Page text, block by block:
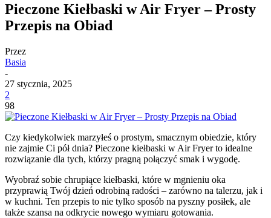
Pieczone Kiełbaski w Air Fryer – Prosty
Przepis na Obiad
Przez
Basia
-
27 stycznia, 2025
2
98
Czy kiedykolwiek marzyłeś o prostym, smacznym obiedzie, który
nie zajmie Ci pół dnia? Pieczone kiełbaski w Air Fryer to idealne
rozwiązanie dla tych, którzy pragną połączyć smak i wygodę.
Wyobraź sobie chrupiące kiełbaski, które w mgnieniu oka
przyprawią Twój dzień odrobiną radości – zarówno na talerzu, jak i
w kuchni. Ten przepis to nie tylko sposób na pyszny posiłek, ale
także szansa na odkrycie nowego wymiaru gotowania.